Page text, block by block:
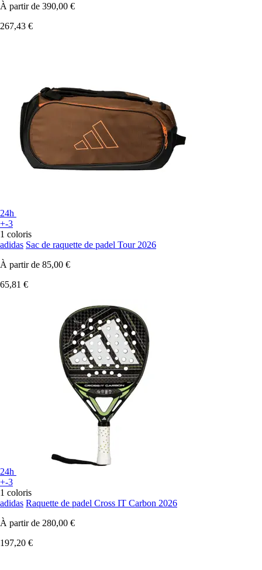
À partir de 390,00 €
267,43 €
24h
+-3
1 coloris
adidas Sac de raquette de padel Tour 2026
À partir de 85,00 €
65,81 €
24h
+-3
1 coloris
adidas Raquette de padel Cross IT Carbon 2026
À partir de 280,00 €
197,20 €